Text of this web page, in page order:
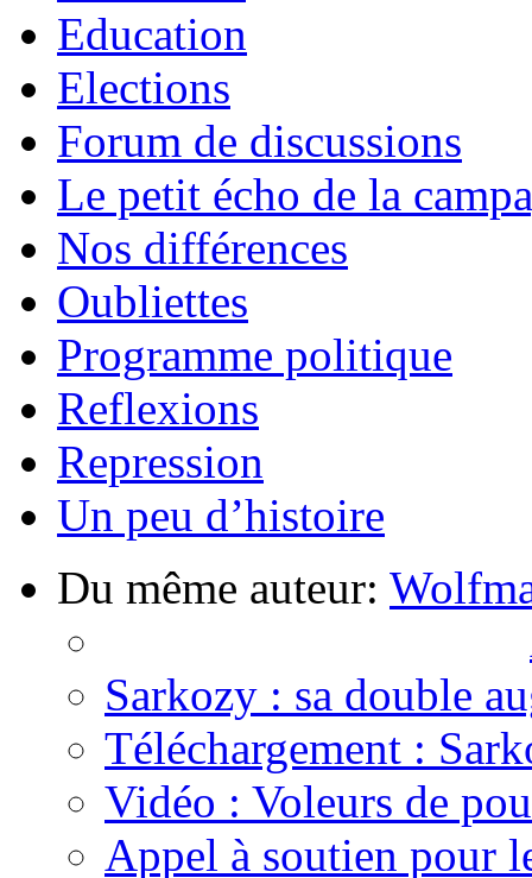
Education
Elections
Forum de discussions
Le petit écho de la
Nos différences
Oubliettes
Programme politique
Reflexions
Repression
Un peu d’histoire
Du même auteur:
Sarkozy : sa double
Téléchargement :
Vidéo : Voleurs de
Appel à soutien pour